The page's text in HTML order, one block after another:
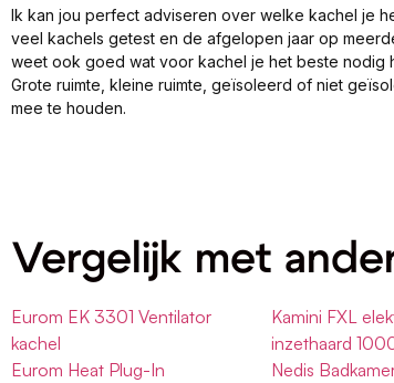
Ik kan jou perfect adviseren over welke kachel je
veel kachels getest en de afgelopen jaar op
weet ook goed wat voor kachel je het beste nodig
Grote ruimte, kleine ruimte, geïsoleerd of niet
mee te houden.
Vergelijk met
Eurom EK 3301 Ventilator
kachel
Eurom Heat Plug-In
Kamini FXL
inzethaard
Nedis